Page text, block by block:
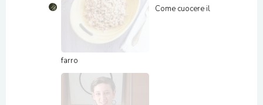
Come cuocere il
farro